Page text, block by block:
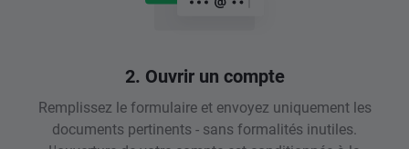
2. Ouvrir un compte
Remplissez le formulaire et envoyez uniquement les
documents pertinents - sans formalités inutiles.